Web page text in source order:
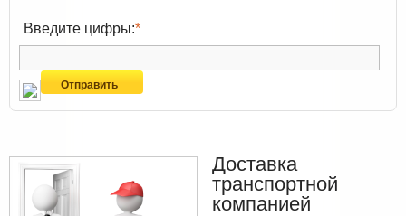
Введите цифры:*
Доставка
транспортной
компанией